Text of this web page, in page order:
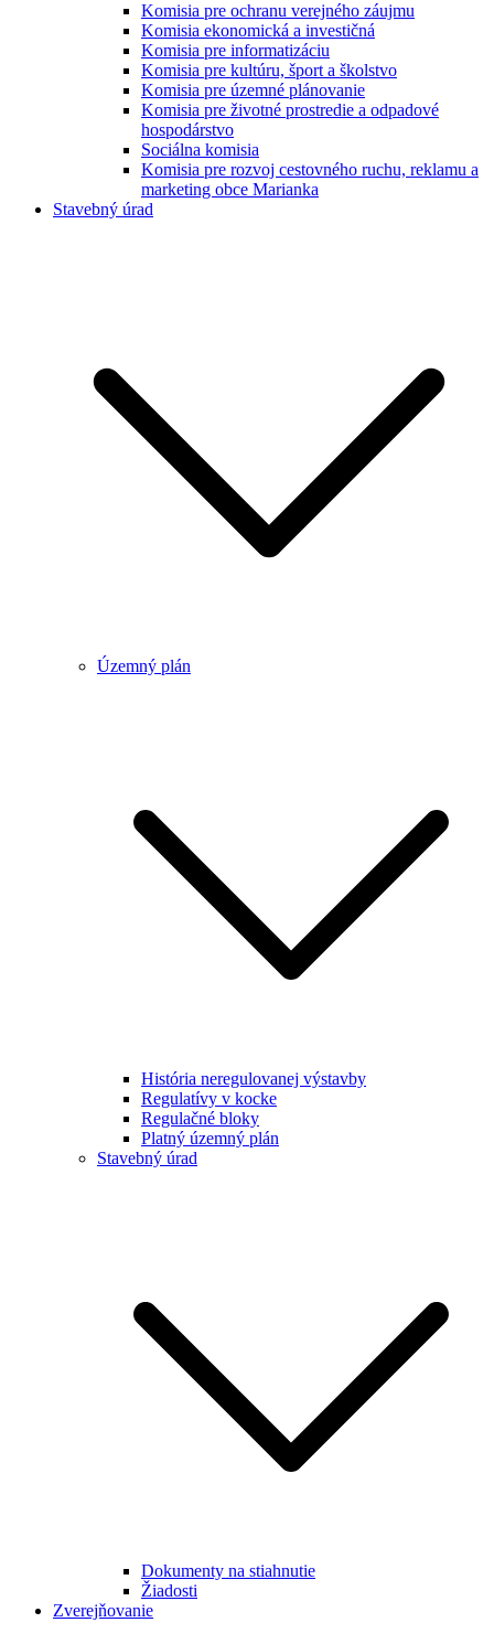
Komisia pre ochranu verejného záujmu
Komisia ekonomická a investičná
Komisia pre informatizáciu
Komisia pre kultúru, šport a školstvo
Komisia pre územné plánovanie
Komisia pre životné prostredie a odpadové
hospodárstvo
Sociálna komisia
Komisia pre rozvoj cestovného ruchu, reklamu a
marketing obce Marianka
Stavebný úrad
Územný plán
História neregulovanej výstavby
Regulatívy v kocke
Regulačné bloky
Platný územný plán
Stavebný úrad
Dokumenty na stiahnutie
Žiadosti
Zverejňovanie